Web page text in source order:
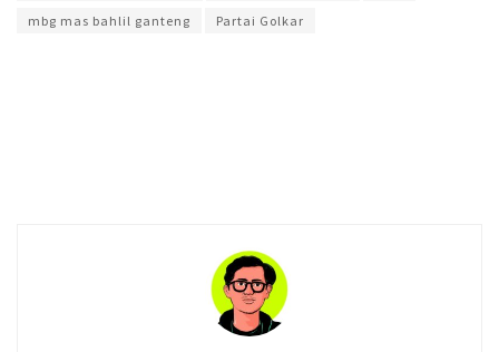
mbg mas bahlil ganteng
Partai Golkar